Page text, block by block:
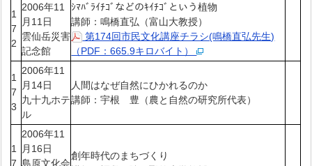
1
7
2
2006年11
月11日
雲仙岳災害
記念館
ｼﾏﾊﾞﾗｲﾁｺﾞなどのｷｲﾁｺﾞという植物
講師：鳴橋直弘（富山大教授）
第174回市民文化講座チラシ(鳴橋直弘先生)
（PDF：665.9キロバイト）
1
7
3
2006年11
月14日
九十九ホテ
ル
人間はなぜ自然にひかれるのか
講師：宇根 豊（農と自然の研究所代表）
1
7
2006年11
月16日
島原文化会
創年時代のまちづくり